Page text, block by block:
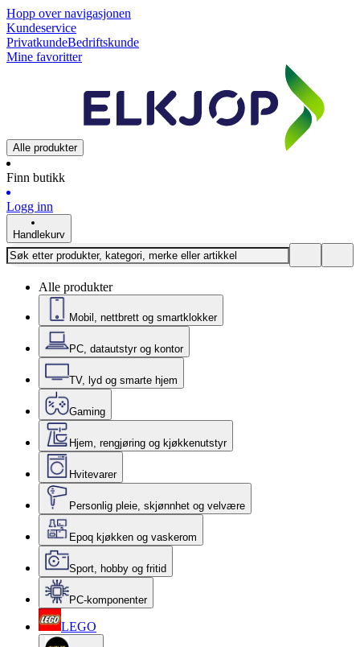
Hopp over navigasjonen
Kundeservice
PrivatkundeBedriftskunde
Mine favoritter
Alle produkter
Finn butikk
Logg inn
Handlekurv
Alle produkter
Mobil, nettbrett og smartklokker
PC, datautstyr og kontor
TV, lyd og smarte hjem
Gaming
Hjem, rengjøring og kjøkkenutstyr
Hvitevarer
Personlig pleie, skjønnhet og velvære
Epoq kjøkken og vaskerom
Sport, hobby og fritid
PC-komponenter
LEGO